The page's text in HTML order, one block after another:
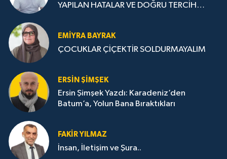
YAPILAN HATALAR VE DOĞRU TERCİH
EMIYRA BAYRAK
ÇOCUKLAR ÇİÇEKTİR SOLDURMAYALIM
ERSIN ŞIMŞEK
Ersin Şimşek Yazdı: Karadeniz’den
Batum’a, Yolun Bana Bıraktıkları
FAKIR YILMAZ
İnsan, İletişim ve Şura..